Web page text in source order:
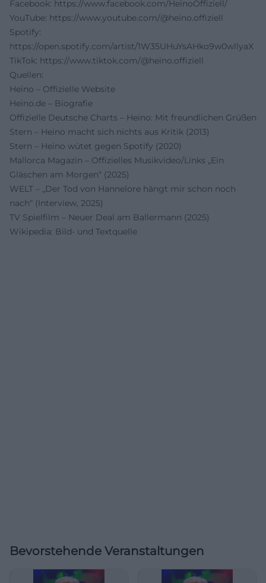
Facebook: https://www.facebook.com/HeinoOffiziell/
YouTube: https://www.youtube.com/@heino.offiziell
Spotify:
https://open.spotify.com/artist/1W35UHuYsAHko9w0wllyaX
TikTok: https://www.tiktok.com/@heino.offiziell
Quellen:
Heino – Offizielle Website
Heino.de – Biografie
Offizielle Deutsche Charts – Heino: Mit freundlichen Grüßen
Stern – Heino macht sich nichts aus Kritik (2013)
Stern – Heino wütet gegen Spotify (2020)
Mallorca Magazin – Offizielles Musikvideo/Links „Ein
Gläschen am Morgen“ (2025)
WELT – „Der Tod von Hannelore hängt mir schon noch
nach“ (Interview, 2025)
TV Spielfilm – Neuer Deal am Ballermann (2025)
Wikipedia: Bild- und Textquelle
Bevorstehende Veranstaltungen